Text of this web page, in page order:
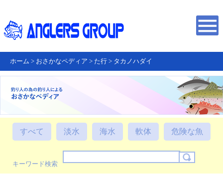
ホーム > おさかなペディア > た行 > タカノハダイ
すべて 淡水 海水 軟体 危険な魚
キーワード検索